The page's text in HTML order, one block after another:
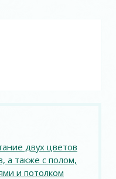
двух цветов
а также с полом,
и потолком